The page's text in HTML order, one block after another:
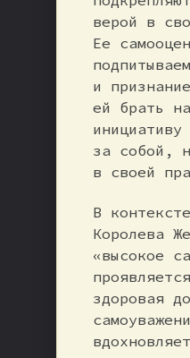
верой в
Ее
и
ей брать
за собой,
в своей
В
Королева
«высокое
здоровая